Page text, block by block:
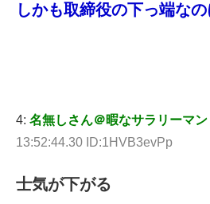
しかも取締役の下っ端なの
4: 名無しさん＠暇なサラリーマン
13:52:44.30 ID:1HVB3evPp
士気が下がる